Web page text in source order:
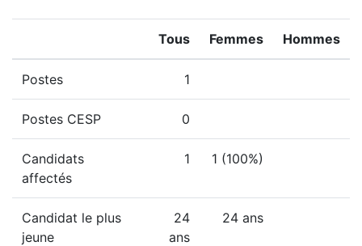
Tous Femmes Hommes
Postes 1
Postes CESP 0
Candidats
affectés
1 1 (100%)
Candidat le plus
jeune
24
ans
24 ans